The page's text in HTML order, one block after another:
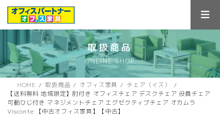
ス
キ
ン
に
取扱商品
ONLINE SHOP
HOME 取扱商品 オフィス家具
チェア（イス）
【送料無料 地域限定】肘付き オフィスチェア デスクチェア 役員チェア
可動ひじ付き マネジメントチェア エグゼクティブチェア オカムラ
Visconte 【中古オフィス家具】【中古】